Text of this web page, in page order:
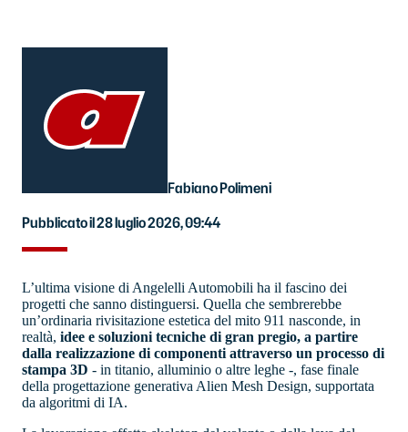
Fabiano Polimeni
Pubblicato il 28 luglio 2026, 09:44
L’ultima visione di Angelelli Automobili ha il fascino dei
progetti che sanno distinguersi. Quella che sembrerebbe
un’ordinaria rivisitazione estetica del mito 911 nasconde, in
realtà, idee e soluzioni tecniche di gran pregio, a partire
dalla realizzazione di componenti attraverso un processo di
stampa 3D - in titanio, alluminio o altre leghe -, fase finale
della progettazione generativa Alien Mesh Design, supportata
da algoritmi di IA.